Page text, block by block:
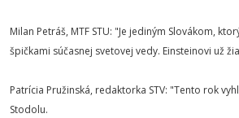
Milan Petráš, MTF STU: "Je jediným Slovákom,
špičkami súčasnej svetovej vedy. Einsteinovi už
Patrícia Pružinská, redaktorka STV: "Tento rok
Stodolu.